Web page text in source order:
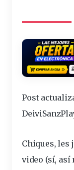
Post
Chiques, les
video (sí, así